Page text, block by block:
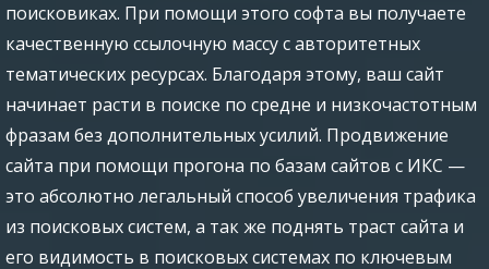
поисковиках. При помощи этого софта вы получаете
качественную ссылочную массу с авторитетных
тематических ресурсах. Благодаря этому, ваш сайт
начинает расти в поиске по средне и низкочастотным
фразам без дополнительных усилий. Продвижение
сайта при помощи прогона по базам сайтов с ИКС —
это абсолютно легальный способ увеличения трафика
из поисковых систем, а так же поднять траст сайта и
его видимость в поисковых системах по ключевым